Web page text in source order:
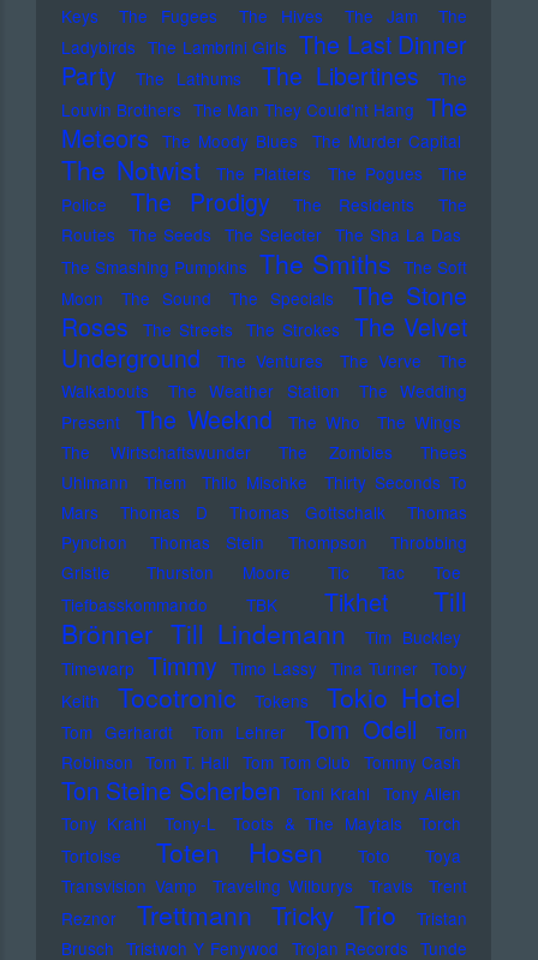
Keys
The Fugees The Hives The Jam
The
Ladybirds The Lambrini Girls The Last Dinner
Party
The Lathums The Libertines
The
Louvin Brothers The Man They Could'nt Hang The
Meteors The Moody Blues The Murder Capital
The Notwist The Platters The Pogues
The
Police
The Prodigy The Residents
The
Routes The Seeds The Selecter The Sha La Das
The Smashing Pumpkins The Smiths The Soft
Moon
The Sound The Specials
The Stone
Roses
The Streets The Strokes
The Velvet
Underground
The Ventures The Verve
The
Walkabouts
The Weather Station
The Wedding
Present
The Weeknd The Who
The Wings
The Wirtschaftswunder
The Zombies
Thees
Uhlmann
Them Thilo Mischke
Thirty Seconds To
Mars
Thomas D Thomas Gottschalk
Thomas
Pynchon
Thomas Stein Thompson
Throbbing
Gristle
Thurston Moore
Tic Tac Toe
Tiefbasskommando TBK
Tikhet
Till
Brönner Till Lindemann
Tim Buckley
Timewarp Timmy Timo Lassy Tina Turner Toby
Keith
Tocotronic Tokens Tokio Hotel
Tom Gerhardt Tom Lehrer Tom Odell
Tom
Robinson Tom T. Hall Tom Tom Club Tommy Cash
Ton Steine Scherben Toni Krahl Tony Allen
Tony Krahl
Tony-L Toots & The Maytals
Torch
Tortoise
Toten Hosen Toto
Toya
Transvision Vamp
Traveling Wilburys Travis
Trent
Reznor
Trettmann Tricky Trio
Tristan
Brusch Tristwch Y Fenywod Trojan Records Tunde